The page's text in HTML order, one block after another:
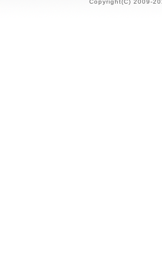
Copyright(C) 2009-